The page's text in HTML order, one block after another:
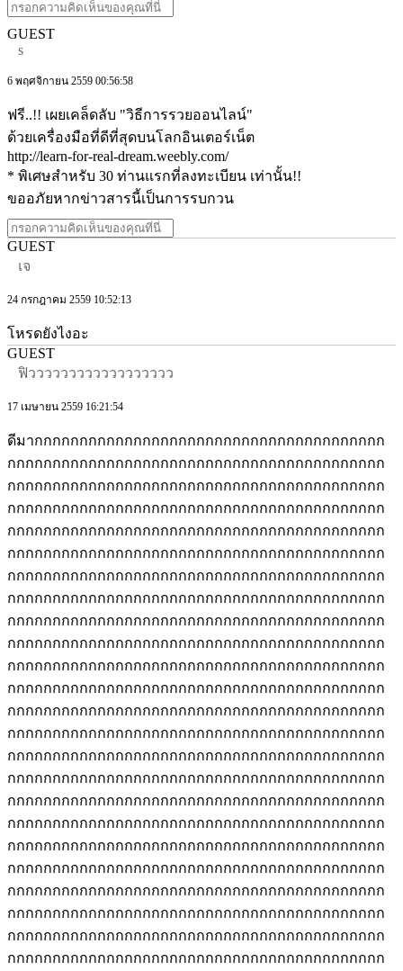
GUEST
s
6 พฤศจิกายน 2559 00:56:58
ฟรี..!! เผยเคล็ดลับ "วิธีการรวยออนไลน์"
ด้วยเครื่องมือที่ดีที่สุดบนโลกอินเตอร์เน็ต
http://learn-for-real-dream.weebly.com/
* พิเศษสำหรับ 30 ท่านแรกที่ลงทะเบียน เท่านั้น!!
ขออภัยหากข่าวสารนี้เป็นการรบกวน
GUEST
เจ
24 กรกฎาคม 2559 10:52:13
โหรดยังไงอะ
GUEST
ฟิวววววววววววววววววว
17 เมษายน 2559 16:21:54
ดีมากกกกกกกกกกกกกกกกกกกกกกกกกกกกกกกกกกกกกกก
กกกกกกกกกกกกกกกกกกกกกกกกกกกกกกกกกกกกกกกกกก
กกกกกกกกกกกกกกกกกกกกกกกกกกกกกกกกกกกกกกกกกก
กกกกกกกกกกกกกกกกกกกกกกกกกกกกกกกกกกกกกกกกกก
กกกกกกกกกกกกกกกกกกกกกกกกกกกกกกกกกกกกกกกกกก
กกกกกกกกกกกกกกกกกกกกกกกกกกกกกกกกกกกกกกกกกก
กกกกกกกกกกกกกกกกกกกกกกกกกกกกกกกกกกกกกกกกกก
กกกกกกกกกกกกกกกกกกกกกกกกกกกกกกกกกกกกกกกกกก
กกกกกกกกกกกกกกกกกกกกกกกกกกกกกกกกกกกกกกกกกก
กกกกกกกกกกกกกกกกกกกกกกกกกกกกกกกกกกกกกกกกกก
กกกกกกกกกกกกกกกกกกกกกกกกกกกกกกกกกกกกกกกกกก
กกกกกกกกกกกกกกกกกกกกกกกกกกกกกกกกกกกกกกกกกก
กกกกกกกกกกกกกกกกกกกกกกกกกกกกกกกกกกกกกกกกกก
กกกกกกกกกกกกกกกกกกกกกกกกกกกกกกกกกกกกกกกกกก
กกกกกกกกกกกกกกกกกกกกกกกกกกกกกกกกกกกกกกกกกก
กกกกกกกกกกกกกกกกกกกกกกกกกกกกกกกกกกกกกกกกกก
กกกกกกกกกกกกกกกกกกกกกกกกกกกกกกกกกกกกกกกกกก
กกกกกกกกกกกกกกกกกกกกกกกกกกกกกกกกกกกกกกกกกก
กกกกกกกกกกกกกกกกกกกกกกกกกกกกกกกกกกกกกกกกกก
กกกกกกกกกกกกกกกกกกกกกกกกกกกกกกกกกกกกกกกกกก
กกกกกกกกกกกกกกกกกกกกกกกกกกกกกกกกกกกกกกกกกก
กกกกกกกกกกกกกกกกกกกกกกกกกกกกกกกกกกกกกกกกกก
กกกกกกกกกกกกกกกกกกกกกกกกกกกกกกกกกกกกกกกกกก
กกกกกกกกกกกกกกกกกกกกกกกกกกกกกกกกกกกกกกกกกก